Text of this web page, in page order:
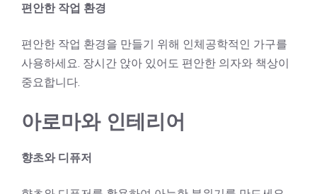
편안한 작업 환경
편안한 작업 환경을 만들기 위해 인체공학적인 가구를
사용하세요. 장시간 앉아 있어도 편안한 의자와 책상이
중요합니다.
아로마와 인테리어
향초와 디퓨저